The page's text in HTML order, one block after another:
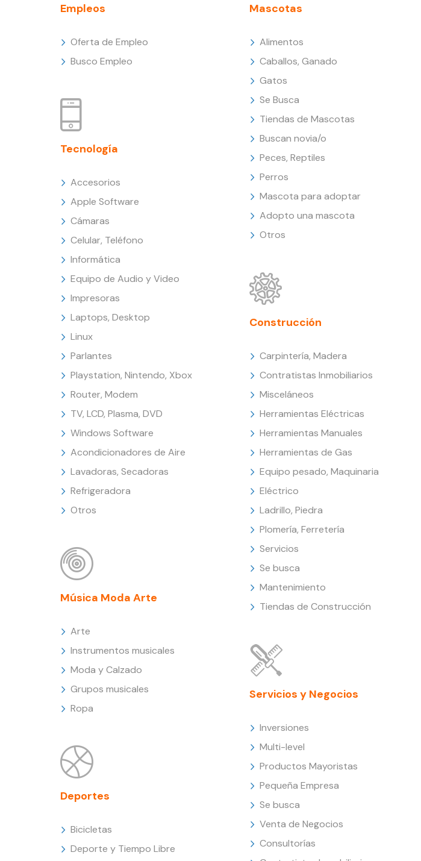
Empleos
Oferta de Empleo
Busco Empleo
Tecnología
Accesorios
Apple Software
Cámaras
Celular, Teléfono
Informática
Equipo de Audio y Video
Impresoras
Laptops, Desktop
Linux
Parlantes
Playstation, Nintendo, Xbox
Router, Modem
TV, LCD, Plasma, DVD
Windows Software
Acondicionadores de Aire
Lavadoras, Secadoras
Refrigeradora
Otros
Música Moda Arte
Arte
Instrumentos musicales
Moda y Calzado
Grupos musicales
Ropa
Deportes
Bicicletas
Deporte y Tiempo Libre
Mascotas
Alimentos
Caballos, Ganado
Gatos
Se Busca
Tiendas de Mascotas
Buscan novia/o
Peces, Reptiles
Perros
Mascota para adoptar
Adopto una mascota
Otros
Construcción
Carpintería, Madera
Contratistas Inmobiliarios
Misceláneos
Herramientas Eléctricas
Herramientas Manuales
Herramientas de Gas
Equipo pesado, Maquinaria
Eléctrico
Ladrillo, Piedra
Plomería, Ferretería
Servicios
Se busca
Mantenimiento
Tiendas de Construcción
Servicios y Negocios
Inversiones
Multi-level
Productos Mayoristas
Pequeña Empresa
Se busca
Venta de Negocios
Consultorías